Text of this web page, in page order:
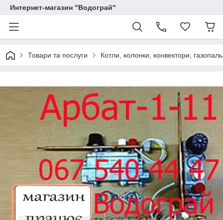
Интернет-магазин "Водограй"
Товари та послуги Котли, колонки, конвектори,